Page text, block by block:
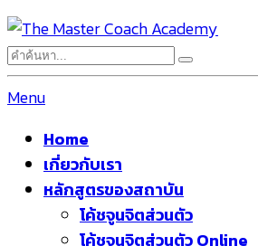
Menu
Home
เกี่ยวกับเรา
หลักสูตรของสถาบัน
โค้ชจูนจิตส่วนตัว
โค้ชจูนจิตส่วนตัว Online